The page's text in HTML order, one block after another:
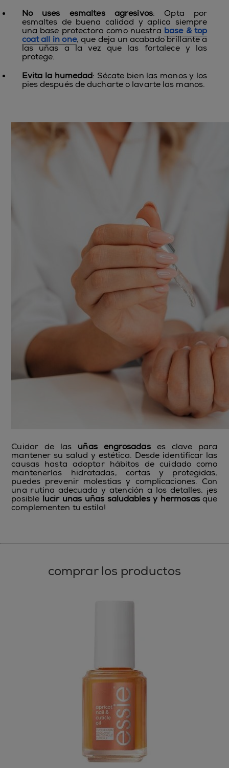
No uses esmaltes agresivos: Opta por
esmaltes de buena calidad y aplica siempre
una base protectora como nuestra base & top
coat all in one, que deja un acabado brillante a
las uñas a la vez que las fortalece y las
protege.
Evita la humedad: Sécate bien las manos y los
pies después de ducharte o lavarte las manos.
Cuidar de las uñas engrosadases clave para
mantener su salud y estética. Desde identificar las
causas hasta adoptar hábitos de cuidado como
mantenerlas hidratadas, cortas y protegidas,
puedes prevenir molestias y complicaciones. Con
una rutina adecuada y atención a los detalles, ¡es
posible lucir unas uñas saludables y hermosasque
complementen tu estilo!
comprar los productos